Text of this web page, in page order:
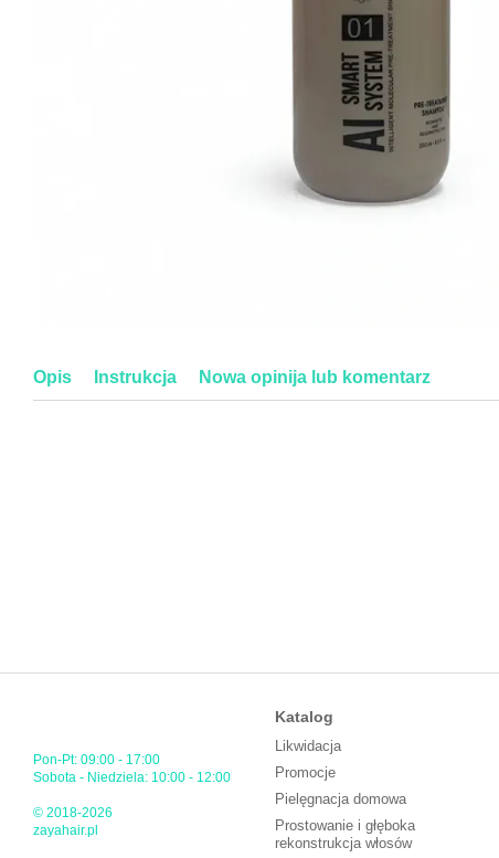
Opis Instrukcja Nowa opinija lub komentarz
Pon-Pt: 09:00 - 17:00
Sobota - Niedziela: 10:00 - 12:00
© 2018-2026
zayahair.pl
Katalog
Likwidacja
Promocje
Pielęgnacja domowa
Prostowanie i głęboka
rekonstrukcja włosów